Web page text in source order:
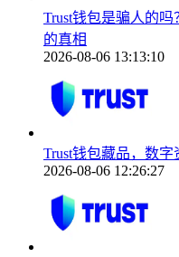
Trust钱包是骗人的
的真相
2026-08-06 13:13:10
Trust钱包藏品，数
2026-08-06 12:26:27